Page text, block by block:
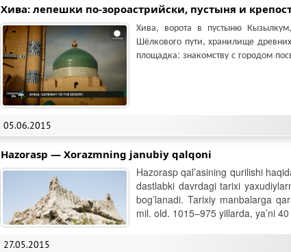
Хива: лепешки по-зороастрийски, пустыня и
05.06.2015
Хива, ворота в пустыню
Шёлкового пути, хранилище
площадка: знакомству с городом
Hazorasp — Xorazmning janubiy qalqoni
27.05.2015
Hazorasp qal’asining qurilishi
dastlabki davrdagi tarixi
bog’lanadi. Tarixiy manbalarga
mil. old. 1015–975 yillarda, ya’ni